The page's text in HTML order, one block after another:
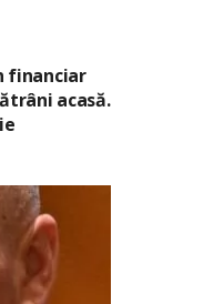
financiar
acasă.